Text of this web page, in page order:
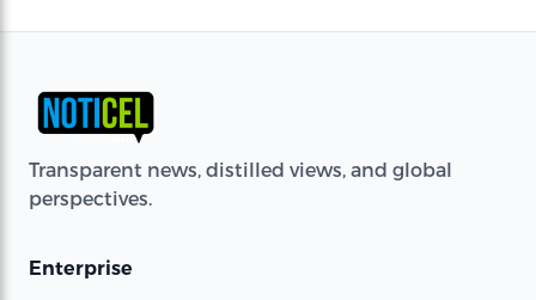
Transparent news, distilled views, and global
perspectives.
Enterprise